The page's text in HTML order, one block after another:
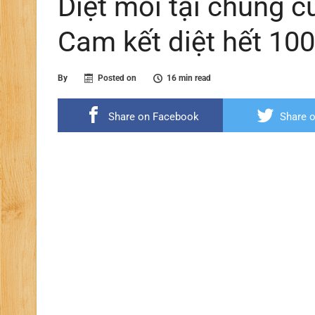
Diệt mối tại chung
Cam kết diệt hết
By Posted on 16 min read
Share on Facebook Share